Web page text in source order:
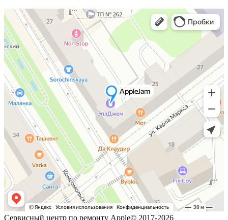
Сервисный центр по ремонту Apple© 2017-2026